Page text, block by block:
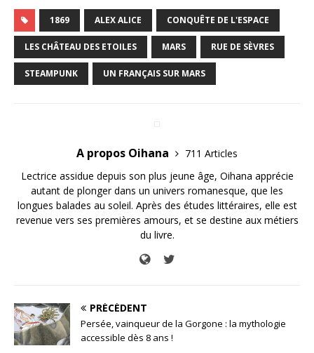
1869 ALEX ALICE CONQUÊTE DE L'ESPACE
LES CHÂTEAU DES ETOILES MARS RUE DE SÈVRES
STEAMPUNK UN FRANÇAIS SUR MARS
A propos Oihana
711 Articles
Lectrice assidue depuis son plus jeune âge, Oihana apprécie
autant de plonger dans un univers romanesque, que les
longues balades au soleil. Après des études littéraires, elle est
revenue vers ses premières amours, et se destine aux métiers
du livre.
PRÉCÉDENT
Persée, vainqueur de la Gorgone : la mythologie
accessible dès 8 ans !